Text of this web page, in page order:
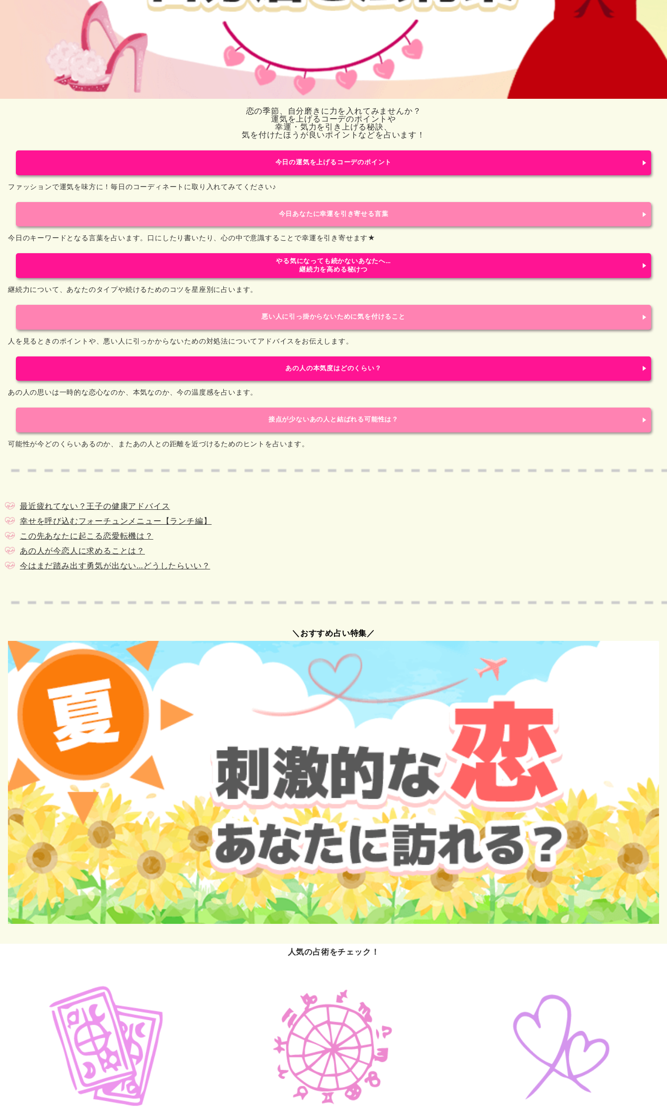
恋の季節、自分磨きに力を入れてみませんか？
運気を上げるコーデのポイントや
幸運・気力を引き上げる秘訣、
気を付けたほうが良いポイントなどを占います！
今日の運気を上げるコーデのポイント
ファッションで運気を味方に！毎日のコーディネートに取り入れてみてください♪
今日あなたに幸運を引き寄せる言葉
今日のキーワードとなる言葉を占います。口にしたり書いたり、心の中で意識することで幸運を引き寄せます★
やる気になっても続かないあなたへ…
継続力を高める秘けつ
継続力について、あなたのタイプや続けるためのコツを星座別に占います。
悪い人に引っ掛からないために気を付けること
人を見るときのポイントや、悪い人に引っかからないための対処法についてアドバイスをお伝えします。
あの人の本気度はどのくらい？
あの人の思いは一時的な恋心なのか、本気なのか、今の温度感を占います。
接点が少ないあの人と結ばれる可能性は？
可能性が今どのくらいあるのか、またあの人との距離を近づけるためのヒントを占います。
最近疲れてない？王子の健康アドバイス
幸せを呼び込むフォーチュンメニュー【ランチ編】
この先あなたに起こる恋愛転機は？
あの人が今恋人に求めることは？
今はまだ踏み出す勇気が出ない…どうしたらいい？
＼おすすめ占い特集／
人気の占術をチェック！